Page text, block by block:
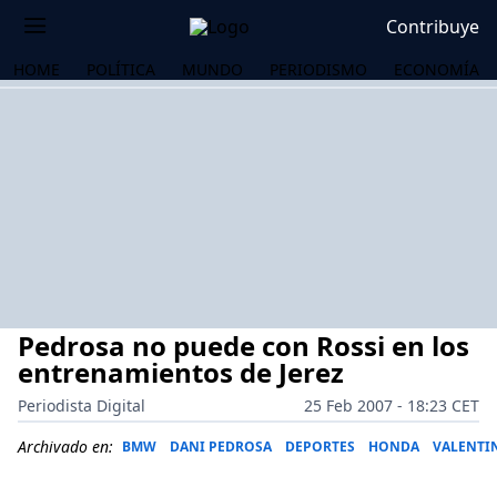
Contribuye
HOME POLÍTICA MUNDO PERIODISMO ECONOMÍA
Pedrosa no puede con Rossi en los
entrenamientos de Jerez
Periodista Digital
25 Feb 2007 - 18:23 CET
Archivado en: BMW DANI PEDROSA DEPORTES HONDA